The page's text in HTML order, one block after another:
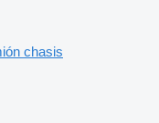
chasis